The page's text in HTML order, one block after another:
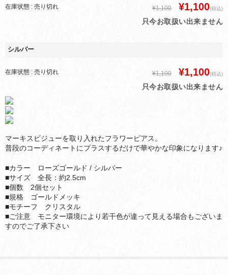
在庫状態 : 売り切れ ¥1,100 ¥1,100(税込)
只今お取扱い出来ません
シルバー
在庫状態 : 売り切れ ¥1,100 ¥1,100(税込)
只今お取扱い出来ません
マーキスビジューを取り入れたフラワーピアス。
普段のコーディネートにプラスするだけで華やかな印象になります♪
■カラー ローズゴールド / シルバー
■サイズ 全長：約2.5cm
■個数 2個セット
■規格 ゴールドメッキ
■モチーフ クリスタル
■ご注意 モニター環境により若干色が違って見える場合もございま
すのでご了承下さい